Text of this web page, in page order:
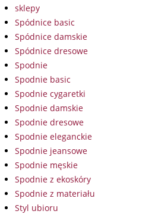
sklepy
Spódnice basic
Spódnice damskie
Spódnice dresowe
Spodnie
Spodnie basic
Spodnie cygaretki
Spodnie damskie
Spodnie dresowe
Spodnie eleganckie
Spodnie jeansowe
Spodnie męskie
Spodnie z ekoskóry
Spodnie z materiału
Styl ubioru